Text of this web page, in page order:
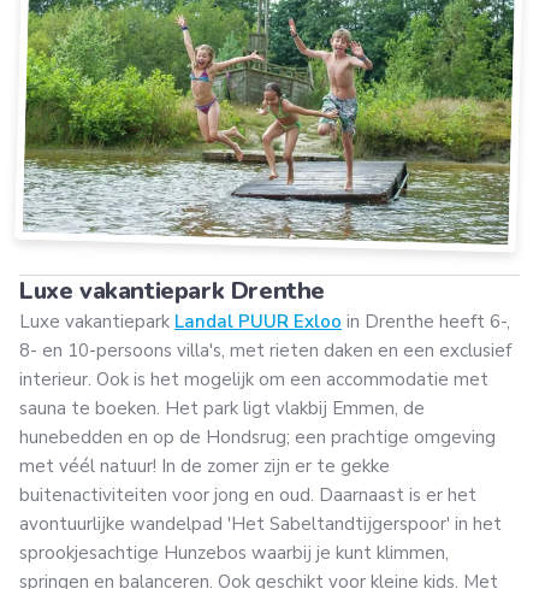
Luxe vakantiepark Drenthe
Luxe vakantiepark Landal PUUR Exloo in Drenthe heeft 6-,
8- en 10-persoons villa's, met rieten daken en een exclusief
interieur. Ook is het mogelijk om een accommodatie met
sauna te boeken. Het park ligt vlakbij Emmen, de
hunebedden en op de Hondsrug; een prachtige omgeving
met véél natuur! In de zomer zijn er te gekke
buitenactiviteiten voor jong en oud. Daarnaast is er het
avontuurlijke wandelpad 'Het Sabeltandtijgerspoor' in het
sprookjesachtige Hunzebos waarbij je kunt klimmen,
springen en balanceren. Ook geschikt voor kleine kids. Met